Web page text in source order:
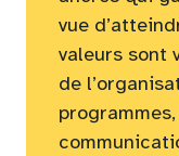
vue
valeurs sont
de